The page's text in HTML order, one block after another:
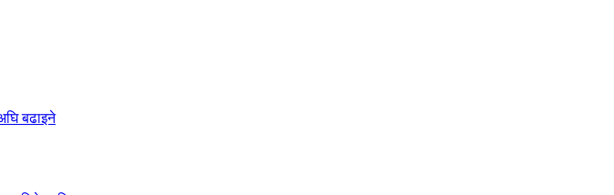
बढाइने